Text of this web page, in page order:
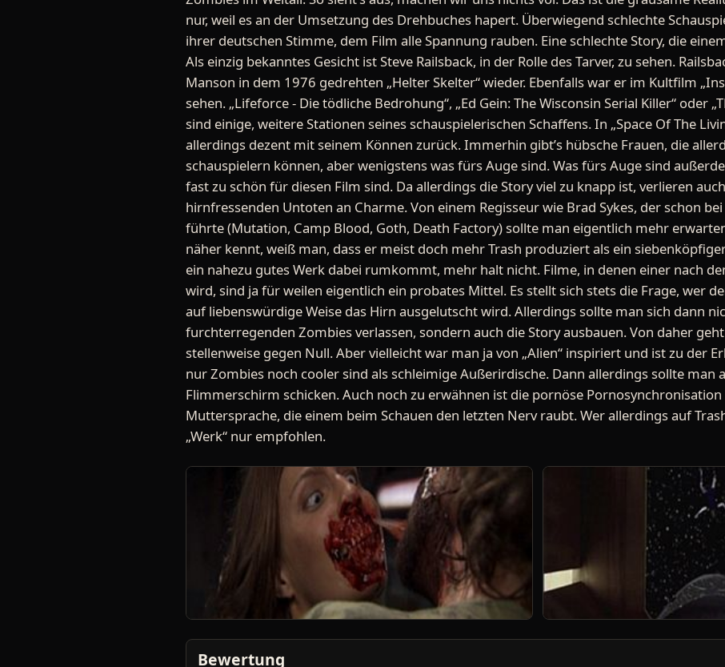
nur, weil es an der Umsetzung des Drehbuches hapert. Überwiegend schlechte
ihrer deutschen Stimme, dem Film alle Spannung rauben. Eine schlechte Story, die
Als einzig bekanntes Gesicht ist Steve Railsback, in der Rolle des Tarver, zu sehen.
Manson in dem 1976 gedrehten „Helter Skelter“ wieder. Ebenfalls war er im Kultfilm
sehen. „Lifeforce - Die tödliche Bedrohung“, „Ed Gein: The Wisconsin Serial Killer“ oder
sind einige, weitere Stationen seines schauspielerischen Schaffens. In „Space Of The
allerdings dezent mit seinem Können zurück. Immerhin gibt’s hübsche Frauen, die
schauspielern können, aber wenigstens was fürs Auge sind. Was fürs Auge sind
fast zu schön für diesen Film sind. Da allerdings die Story viel zu knapp ist, verlieren
hirnfressenden Untoten an Charme. Von einem Regisseur wie Brad Sykes, der schon
führte (Mutation, Camp Blood, Goth, Death Factory) sollte man eigentlich mehr
näher kennt, weiß man, dass er meist doch mehr Trash produziert als ein
ein nahezu gutes Werk dabei rumkommt, mehr halt nicht. Filme, in denen einer nach
wird, sind ja für weilen eigentlich ein probates Mittel. Es stellt sich stets die Frage, wer
auf liebenswürdige Weise das Hirn ausgelutscht wird. Allerdings sollte man sich dann
furchterregenden Zombies verlassen, sondern auch die Story ausbauen. Von daher
stellenweise gegen Null. Aber vielleicht war man ja von „Alien“ inspiriert und ist zu der
nur Zombies noch cooler sind als schleimige Außerirdische. Dann allerdings sollte man
Flimmerschirm schicken. Auch noch zu erwähnen ist die pornöse
Muttersprache, die einem beim Schauen den letzten Nerv raubt. Wer allerdings auf
„Werk“ nur empfohlen.
Bewertung